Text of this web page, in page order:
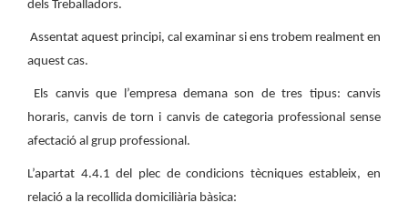
dels Treballadors.
Assentat aquest principi, cal examinar si ens trobem realment en
aquest cas.
Els canvis que l’empresa demana son de tres tipus: canvis
horaris, canvis de torn i canvis de categoria professional sense
afectació al grup professional.
L’apartat 4.4.1 del plec de condicions tècniques estableix, en
relació a la recollida domiciliària bàsica: